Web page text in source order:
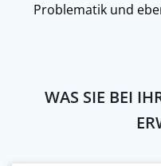
Problematik und
WAS SIE BEI